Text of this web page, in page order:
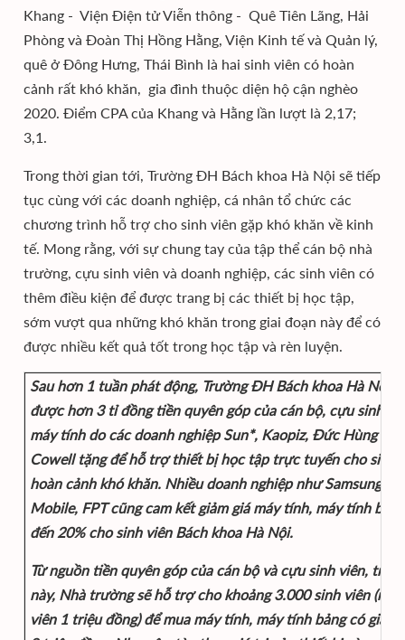
Khang - Viện Điện tử Viễn thông - Quê Tiên Lãng, Hải
Phòng và Đoàn Thị Hồng Hằng, Viện Kinh tế và Quản lý,
quê ở Đông Hưng, Thái Bình là hai sinh viên có hoàn
cảnh rất khó khăn, gia đình thuộc diện hộ cận nghèo
2020. Điểm CPA của Khang và Hằng lần lượt là 2,17;
3,1.
Trong thời gian tới, Trường ĐH Bách khoa Hà Nội sẽ tiếp
tục cùng với các doanh nghiệp, cá nhân tổ chức các
chương trình hỗ trợ cho sinh viên gặp khó khăn về kinh
tế. Mong rằng, với sự chung tay của tập thể cán bộ nhà
trường, cựu sinh viên và doanh nghiệp, các sinh viên có
thêm điều kiện để được trang bị các thiết bị học tập,
sớm vượt qua những khó khăn trong giai đoạn này để có
được nhiều kết quả tốt trong học tập và rèn luyện.
Sau hơn 1 tuần phát động, Trường ĐH Bách khoa Hà Nội
được hơn 3 tỉ đồng tiền quyên góp của cán bộ, cựu sinh
máy tính do các doanh nghiệp Sun*, Kaopiz, Đức Hùng
Cowell tặng để hỗ trợ thiết bị học tập trực tuyến cho sinh
hoàn cảnh khó khăn. Nhiều doanh nghiệp như Samsung,
Mobile, FPT cũng cam kết giảm giá máy tính, máy tính
đến 20% cho sinh viên Bách khoa Hà Nội.
Từ nguồn tiền quyên góp của cán bộ và cựu sinh viên,
này, Nhà trường sẽ hỗ trợ cho khoảng 3.000 sinh viên (mỗi
viên 1 triệu đồng) để mua máy tính, máy tính bảng có giá